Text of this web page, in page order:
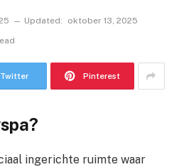
Updated:
oktober 13, 2025
Twitter Pinterest
ingerichte ruimte waar